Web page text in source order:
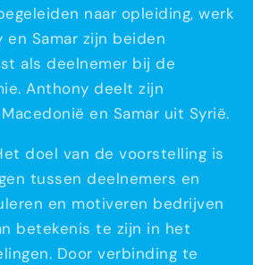
naar opleiding, werk
Samar zijn beiden
als deelnemer bij de
Anthony deelt zijn
en Samar uit Syrië.
doel van de voorstelling is
tussen deelnemers en
en motiveren bedrijven
betekenis te zijn in het
Door verbinding te